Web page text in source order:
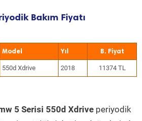
Bakım Fiyatı
Model Yıl
550d Xdrive 2018 11374 TL
5 Serisi 550d Xdrive periyodik